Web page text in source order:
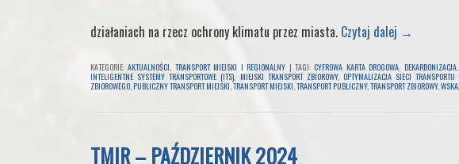
działaniach na rzecz ochrony klimatu przez miasta. Czytaj dalej →
KATEGORIE: AKTUALNOŚCI, TRANSPORT MIEJSKI I REGIONALNY |TAGI: CYFROWA KARTA DROGOWA, DEKARBONIZACJA
INTELIGENTNE SYSTEMY TRANSPORTOWE (ITS), MIEJSKI TRANSPORT ZBIOROWY,OPTYMALIZACJA SIECI TRANSPORTU
ZBIOROWEGO,PUBLICZNY TRANSPORT MIEJSKI,TRANSPORT MIEJSKI,TRANSPORT PUBLICZNY,TRANSPORT ZBIOROWY,
TMIR – PAŹDZIERNIK 2024